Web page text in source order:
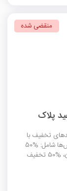
تخفیف با
مقدار تخفیف مختلف قرار داده شده است. این سرویس‌‌ها شامل: %50
تخفیف سرویس نظافت با سقف تخفیف 30 هزار تومان، %50 تخفیف
منقضی شده